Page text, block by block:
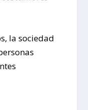
la sociedad